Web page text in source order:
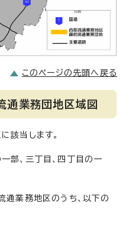
このページの先頭へ戻る
通業務団地区域図
該当します。
部、三丁目、四丁目の一
通業務地区のうち、以下の